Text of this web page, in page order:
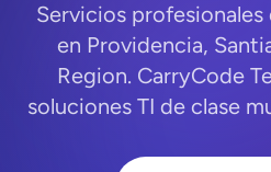
Servicios
en Providencia,
Region. CarryCode
soluciones TI de clase